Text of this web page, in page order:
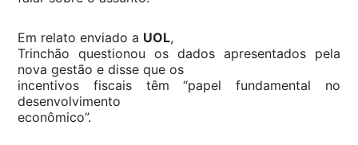
Em relato enviado a UOL,
Trinchão questionou os dados apresentados pela
nova gestão e disse que os
incentivos fiscais têm “papel fundamental no
desenvolvimento
econômico”.